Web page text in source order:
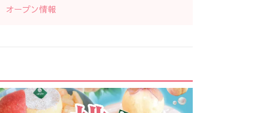
オープン情報